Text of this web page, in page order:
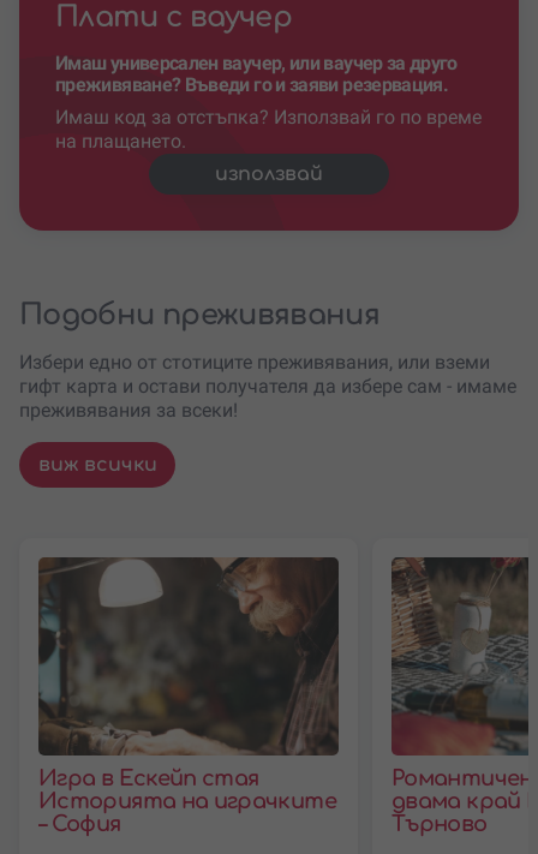
Плати с ваучер
Имаш универсален ваучер, или ваучер за друго
преживяване? Въведи го и заяви резервация.
Имаш код за отстъпка? Използвай го по време
на плащането.
използвай
Подобни преживявания
Избери едно от стотиците преживявания, или вземи
гифт карта и остави получателя да избере сам - имаме
преживявания за всеки!
виж всички
Игра в Ескейп стая
Историята на играчките
– София
Романтичен
двама край
Търново